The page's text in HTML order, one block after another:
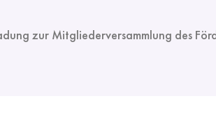
zur Mitgliederversammlung des